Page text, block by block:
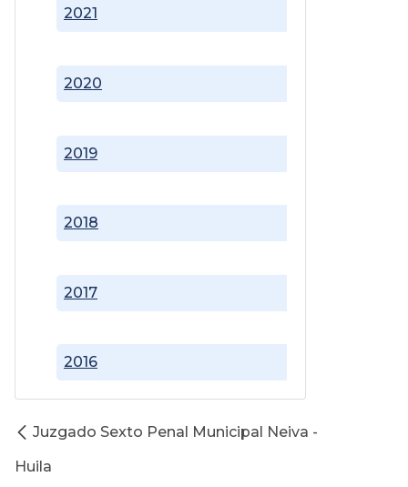
2016
2017
2018
2019
2020
2021
Juzgado Sexto Penal Municipal Neiva -
Huila